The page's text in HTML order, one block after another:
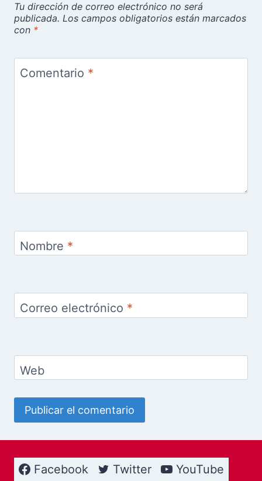
Tu dirección de correo electrónico no será
publicada. Los campos obligatorios están marcados
con *
Comentario *
Nombre *
Correo electrónico *
Web
Facebook Twitter YouTube